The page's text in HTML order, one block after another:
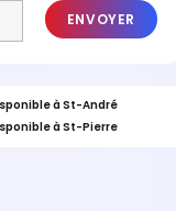
ENVOYER
à St-André
à St-Pierre